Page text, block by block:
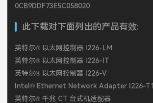
0CB9DDF73E5C058020
此下载对下面列出的产品有效:
英特尔® 以太网控制器 I226-LM
英特尔® 以太网控制器 I226-IT
英特尔® 以太网控制器 I226-V
Intel® Ethernet Network Adapter I226-T1
英特尔® 千兆 CT 台式机适配器